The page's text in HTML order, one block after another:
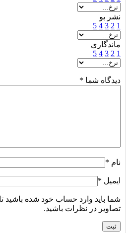
نشر بو
1
2
3
4
5
ماندگاری
1
2
3
4
5
دیدگاه شما *
نام *
ایمیل *
شما باید وارد حساب خود شده باشید
تصاویر در نظرات باشید.